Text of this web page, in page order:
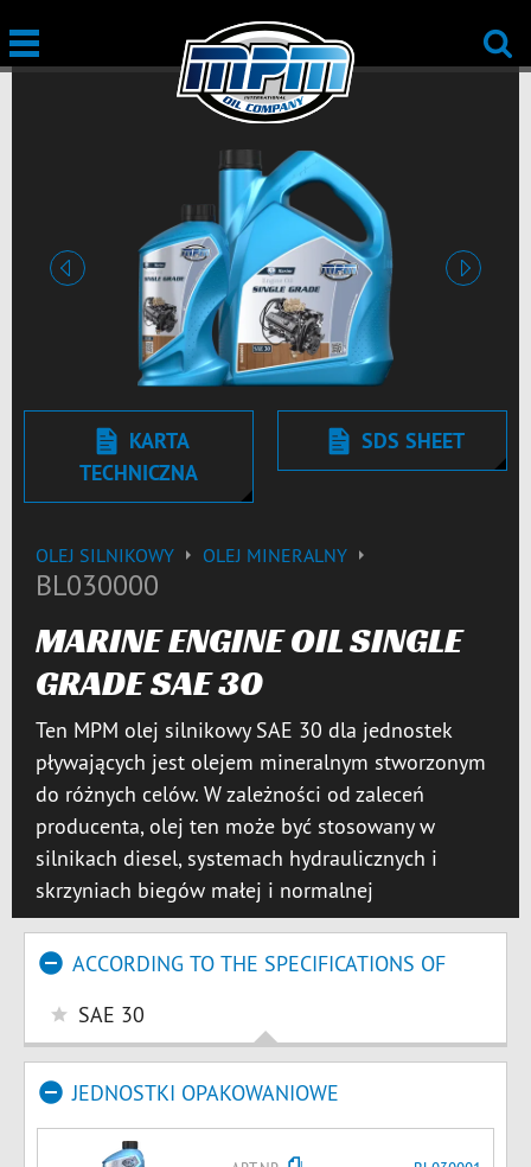
Poprzedni Kolejny
KARTA
TECHNICZNA
SDS SHEET
OLEJ SILNIKOWY OLEJ MINERALNY
BL030000
MARINE ENGINE OIL SINGLE
GRADE SAE 30
Ten MPM olej silnikowy SAE 30 dla jednostek
pływających jest olejem mineralnym stworzonym
do różnych celów. W zależności od zaleceń
producenta, olej ten może być stosowany w
silnikach diesel, systemach hydraulicznych i
skrzyniach biegów małej i normalnej
ACCORDING TO THE SPECIFICATIONS OF
SAE 30
JEDNOSTKI OPAKOWANIOWE